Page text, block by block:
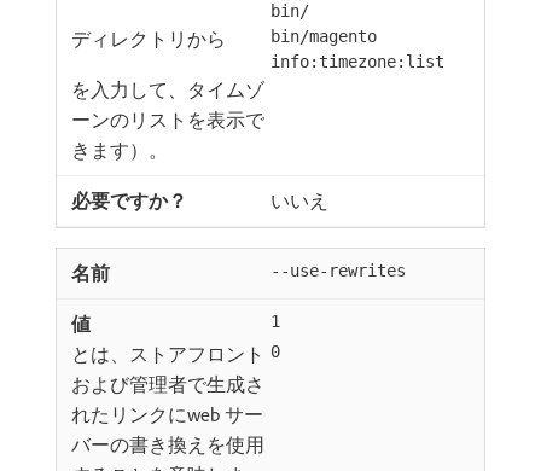
bin/
ディレクトリから
bin/magento
info:timezone:list
を入力して、タイムゾ
ーンのリストを表示で
きます）。
いいえ
--use-rewrites
1
とは、ストアフロント
および管理者で生成さ
れたリンクにweb サー
バーの書き換えを使用
0